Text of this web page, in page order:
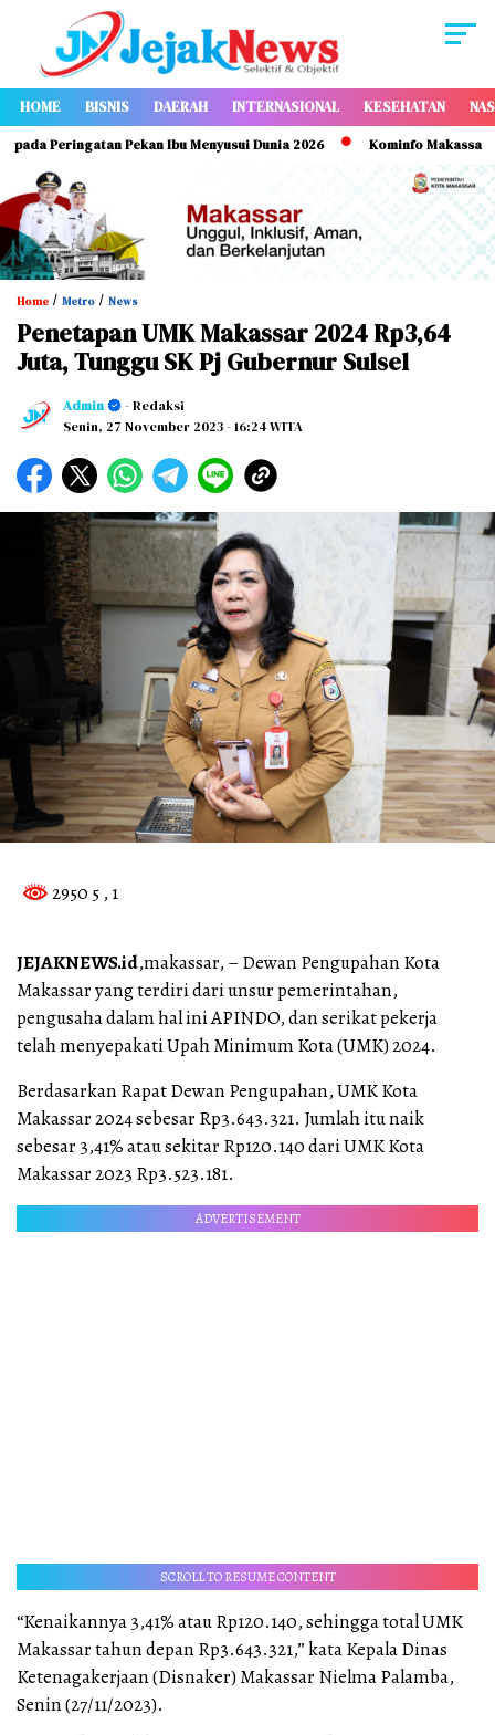
HOME BISNIS DAERAH INTERNASIONAL KESEHATAN
Peringatan Pekan Ibu Menyusui Dunia 2026 Kominfo Makassar
Home / Metro / News
Penetapan UMK Makassar 2024 Rp3,64
Juta, Tunggu SK Pj Gubernur Sulsel
Admin
- Redaksi
Senin, 27 November 2023- 16:24 WITA
2950 5 , 1
JEJAKNEWS.id,makassar, – Dewan Pengupahan Kota
Makassar yang terdiri dari unsur pemerintahan,
pengusaha dalam hal ini APINDO, dan serikat pekerja
telah menyepakati Upah Minimum Kota (UMK) 2024.
Berdasarkan Rapat Dewan Pengupahan, UMK Kota
Makassar 2024 sebesar Rp3.643.321. Jumlah itu naik
sebesar 3,41% atau sekitar Rp120.140 dari UMK Kota
Makassar 2023 Rp3.523.181.
ADVERTISEMENT
SCROLL TO RESUME CONTENT
“Kenaikannya 3,41% atau Rp120.140, sehingga total UMK
Makassar tahun depan Rp3.643.321,” kata Kepala Dinas
Ketenagakerjaan (Disnaker) Makassar Nielma Palamba,
Senin (27/11/2023).